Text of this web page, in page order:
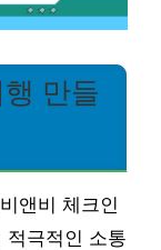
만들
앤비 체크인
적극적인 소통